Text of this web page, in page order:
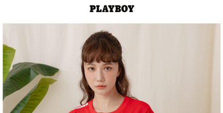
帳／街口支付／iPASS MONEY」等通路繳費。
【注意事項】
1.本服務係由「台灣大哥大股份有限公司」（以下簡稱本公司）所提供，讓
用戶於交易時，得透過本服務購買商品或服務，並由商店將買賣／分期付款
買賣價金債權讓與本公司後，依約使用本公司帳單繳交帳款。
2.基於同意付款使用「大哥付你分期」之契約關係目的，商店將以您的個人
資料（包含姓名、電話或地址）提供予台灣大哥大進項蒐集、處理及利用，
由本公司與您本人進行分期帳單所需資料之確認、核對及更正。
3.完整用戶服務條款，請詳閱以下連結：https://oppay.tw/userRule
【「AFTEE先享後付」結帳流程】
１．於結帳方式選擇「AFTEE先享後付」後，將跳轉至「AFTEE先享後付」
結帳頁面，進行簡訊認證並確認金額後，即可完成結帳。
２．訂單成立數日內，您將收到繳費通知簡訊。
３．收到繳費通知簡訊後14天內，點擊此簡訊中的連結，可透過四大超商／
ATM／網路銀行／等多元方式進行付款，方視為交易完成。
※ 請注意：結帳手續完成當下不需立刻繳費，但若您需要取消訂單，請聯絡
購買商品的店家。未經商家同意取消之訂單仍視為有效，需透過AFTEE先享
後付繳納相關費用。
※ 交易是否成功請以「AFTEE先享後付 」之結帳頁面顯示為準，若有關於
是否繳費成功／繳費後需取消欲退款等相關疑問，請聯繫「AFTEE先享後付
客戶支援中心」
https://netprotections.freshdesk.com/support/home
每筆NT$60，滿NT$1,500(含以上)免運費
付款後全家取貨
每筆NT$60，滿NT$1,500(含以上)免運費
萊爾富取貨付款
每筆NT$120
付款後萊爾富取貨
每筆NT$122